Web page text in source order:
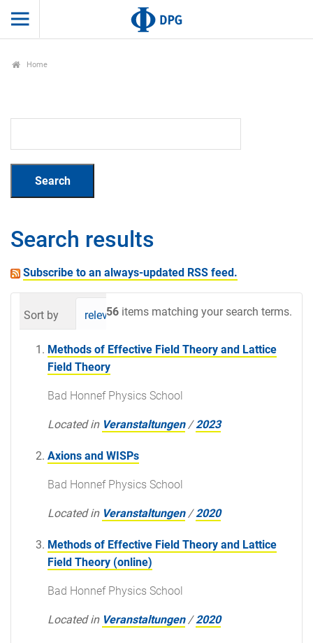
Home
Search results
Subscribe to an always-updated RSS feed.
56 items matching your search terms.
Sort by relevance date (newest first)
Methods of Effective Field Theory and Lattice
Field Theory
Bad Honnef Physics School
Located in Veranstaltungen /2023
Axions and WISPs
Bad Honnef Physics School
Located in Veranstaltungen /2020
Methods of Effective Field Theory and Lattice
Field Theory (online)
Bad Honnef Physics School
Located in Veranstaltungen /2020